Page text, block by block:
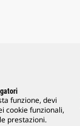
funzione, devi
cookie funzionali,
prestazioni.